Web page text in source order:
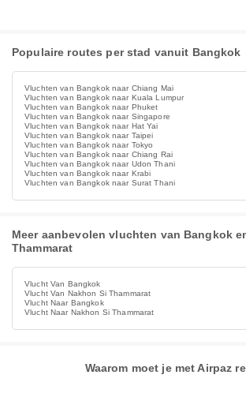
Populaire routes per stad vanuit Bangkok
Vluchten van Bangkok naar Chiang Mai
Vluchten van Bangkok naar Kuala Lumpur
Vluchten van Bangkok naar Phuket
Vluchten van Bangkok naar Singapore
Vluchten van Bangkok naar Hat Yai
Vluchten van Bangkok naar Taipei
Vluchten van Bangkok naar Tokyo
Vluchten van Bangkok naar Chiang Rai
Vluchten van Bangkok naar Udon Thani
Vluchten van Bangkok naar Krabi
Vluchten van Bangkok naar Surat Thani
Meer aanbevolen vluchten van Bangkok
Thammarat
Vlucht Van Bangkok
Vlucht Van Nakhon Si Thammarat
Vlucht Naar Bangkok
Vlucht Naar Nakhon Si Thammarat
Waarom moet je met Airpaz